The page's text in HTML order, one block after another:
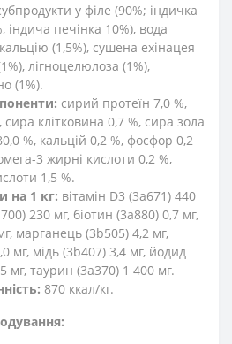
у філе (90%; індичка
індича печінка 10%), вода
(1,5%), сушена ехінацея
лігноцелюлоза (1%),
(1%).
сирий протеїн 7,0 %,
клітковина 0,7 %, сира зола
%, кальцій 0,2 %, фосфор 0,2
3 жирні кислоти 0,2 %,
1,5 %.
на 1 кг: вітамін D3 (3a671) 440
230 мг, біотин (3a880) 0,7 мг,
марганець (3b505) 4,2 мг,
мг, мідь (3b407) 3,4 мг, йодид
мг, таурин (3a370) 1 400 мг.
870 ккал/кг.